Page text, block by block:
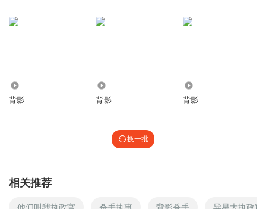
背影 背影 背影
换一批
相关推荐
他们叫我执政官 杀手执事 背影杀手 异星大执政官